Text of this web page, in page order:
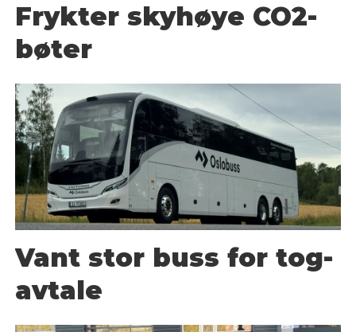
Frykter skyhøye CO2-
bøter
Vant stor buss for tog-
avtale